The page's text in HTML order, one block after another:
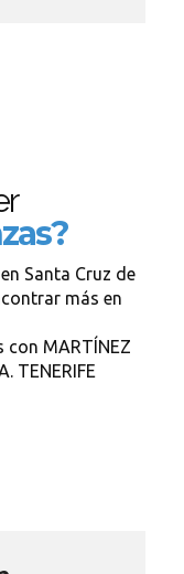
Santa Cruz de
más en
MARTÍNEZ
TENERIFE